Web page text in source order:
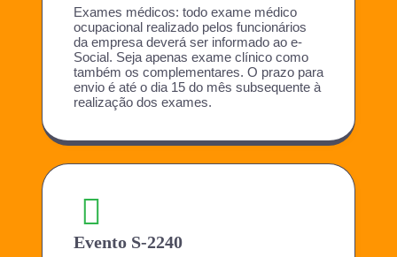
Exames médicos: todo exame médico
ocupacional realizado pelos funcionários
da empresa deverá ser informado ao e-
Social. Seja apenas exame clínico como
também os complementares. O prazo para
envio é até o dia 15 do mês subsequente à
realização dos exames.
Evento S-2240